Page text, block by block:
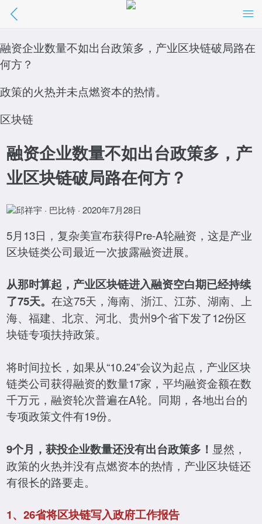
融资企业数量不如出台政策多，产业区块链破局路在
何方？
政策的火热并未点燃资本的热情。
区块链
融资企业数量不如出台政策多，产
业区块链破局路在何方？
邱祥宇 · 巴比特 · 2020年7月28日
5月13日，复杂美宣布获得Pre-A轮融资，这是产业
区块链类公司最近一次披露融资进展。
从那时算起，产业区块链进入融资空白期已经持续
了75天。在这75天，海南、浙江、江苏、湖南、上
海、福建、北京、河北、贵州9个省下发了12份区
块链专项扶持政策。
将时间拉长，如果从“10.24”会议为起点，产业区块
链类公司获得融资的数量17家，平均融资金额在数
千万元，融资轮次普遍在A轮。同期，各地出台的
专项政策文件有19份。
9个月，获投企业数量还没有出台政策多！ 显然，
政策的火热并没有点燃资本的热情，产业区块链还
有很长的路要走。
1、26省将区块链写入政府工作报告
融资企业数量不如出台政策多，产业区块链
破局路在何方？
//m.01caijing.com/article/266724.htm